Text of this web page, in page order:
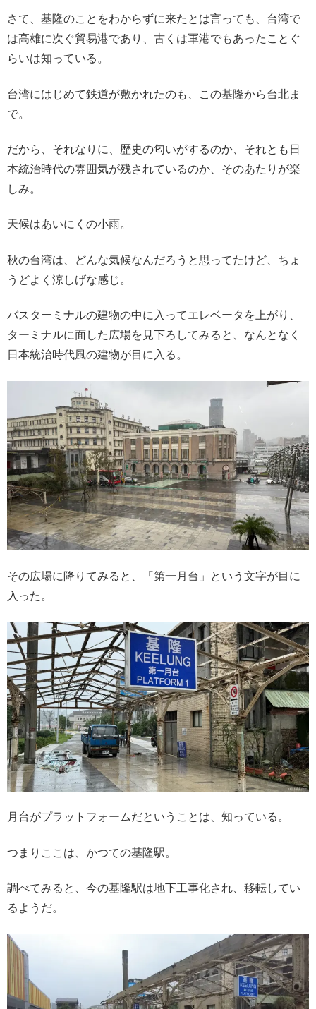
さて、基隆のことをわからずに来たとは言っても、台湾で
は高雄に次ぐ貿易港であり、古くは軍港でもあったことぐ
らいは知っている。
台湾にはじめて鉄道が敷かれたのも、この基隆から台北ま
で。
だから、それなりに、歴史の匂いがするのか、それとも日
本統治時代の雰囲気が残されているのか、そのあたりが楽
しみ。
天候はあいにくの小雨。
秋の台湾は、どんな気候なんだろうと思ってたけど、ちょ
うどよく涼しげな感じ。
バスターミナルの建物の中に入ってエレベータを上がり、
ターミナルに面した広場を見下ろしてみると、なんとなく
日本統治時代風の建物が目に入る。
その広場に降りてみると、「第一月台」という文字が目に
入った。
月台がプラットフォームだということは、知っている。
つまりここは、かつての基隆駅。
調べてみると、今の基隆駅は地下工事化され、移転してい
るようだ。